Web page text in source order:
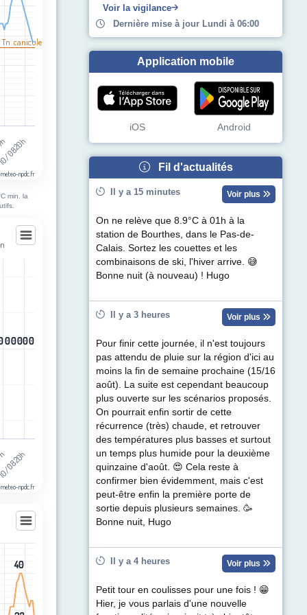
08 20h
meteo-npdc.fr
Tn. canicule
min. la
de précipitations (mm). Data ranges from -0.5 to 0.5.
0
00
00
00
00
0
08 20h
meteo-npdc.fr
(km/h). Data ranges from 0 to 40.
40
40
Voir la vigilance
Dernière mise à jour Lundi à 06:00
Application mobile
iOS Android
Fil d'actualités
Il y a 15 minutes Voir plus
On ne relève que 8.9°C à 01h à la
station de Bourthes, dans le Pas-de-
Calais. Sortez les couettes et les
combinaisons de ski, l'hiver arrive. 😅
Bonne nuit (à nouveau) ! Hugo
Il y a 3 heures Voir plus
Pour finir cette journée, il n'est toujours
pas attendu de pluie sur la région d'ici au
moins la fin de semaine prochaine (15/16
août). La suite est cependant beaucoup
plus ouverte sur les scénarios proposés.
On pourrait enfin sortir de cette
récurrence (très) chaude, et retrouver
des températures plus basses et surtout
un temps plus humide pour la deuxième
quinzaine d'août. 😍 Cela reste à
confirmer bien évidemment, mais c'est
peut-être enfin la première porte de
sortie depuis plusieurs semaines. 🥳
Bonne nuit, Hugo
Il y a 4 heures Voir plus
Petit tour en coulisses pour une fois ! 😁
Hier, je vous parlais d'une nouvelle